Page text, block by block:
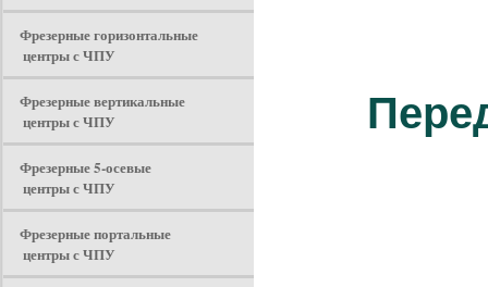
Фрезерные горизонтальные
центры с ЧПУ
Фрезерные вертикальные
центры с ЧПУ
Фрезерные 5-осевые
центры с ЧПУ
Фрезерные портальные
центры с ЧПУ